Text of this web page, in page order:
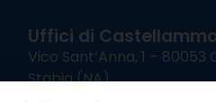
Uffici di
Vico Sant’Anna, 1 –
Stabia (NA)